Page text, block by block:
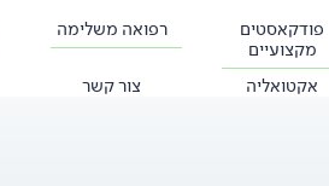
פודקאסטים
מקצועיים
רפואה משלימה
אקטואליה צור קשר